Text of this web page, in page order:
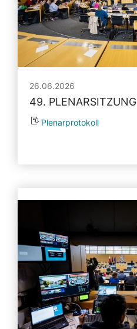
26.06.2026
49. PLENARSITZUNG
Plenarprotokoll